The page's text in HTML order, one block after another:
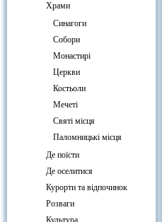
Храми
Cинагоги
Собори
Монастирі
Церкви
Костьоли
Мечеті
Святі місця
Паломницькі місця
Де поїсти
Де оселитися
Курорти та відпочинок
Розваги
Культура